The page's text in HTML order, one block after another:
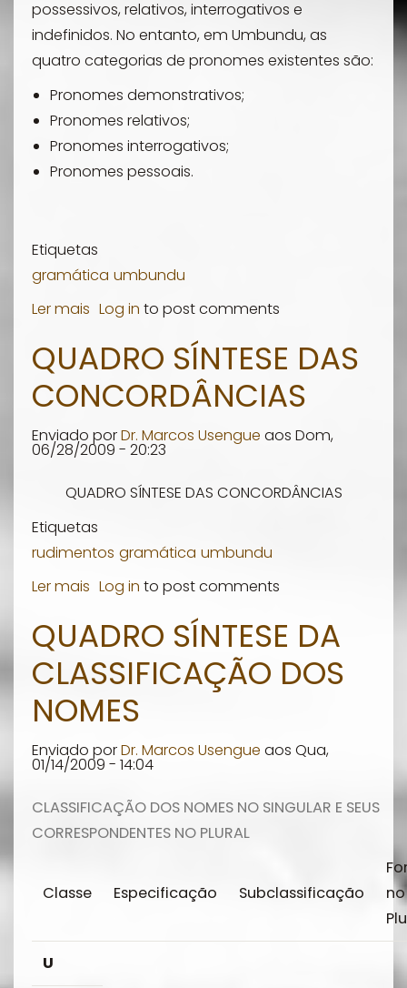
possessivos, relativos, interrogativos e
indefinidos. No entanto, em Umbundu, as
quatro categorias de pronomes existentes são:
Pronomes demonstrativos;
Pronomes relativos;
Pronomes interrogativos;
Pronomes pessoais.
Etiquetas
gramática umbundu
Ler mais sobre
Cakwãla
(Lição
nº
4)
Log in to post comments
QUADRO SÍNTESE DAS
CONCORDÂNCIAS
Enviado porDr. Marcos Usengue aos Dom,
06/28/2009 - 20:23
QUADRO SÍNTESE DAS CONCORDÂNCIAS
Etiquetas
rudimentos gramática umbundu
Ler mais sobre
SÍNTESE
DAS
CONCORDÂNCIAS
Log in to post comments
QUADRO SÍNTESE DA
CLASSIFICAÇÃO DOS
NOMES
Enviado porDr. Marcos Usengue aos Qua,
01/14/2009 - 14:04
CLASSIFICAÇÃO DOS NOMES NO SINGULAR E SEUS
CORRESPONDENTES NO PLURAL
Classe Especificação Subclassificação
no
U